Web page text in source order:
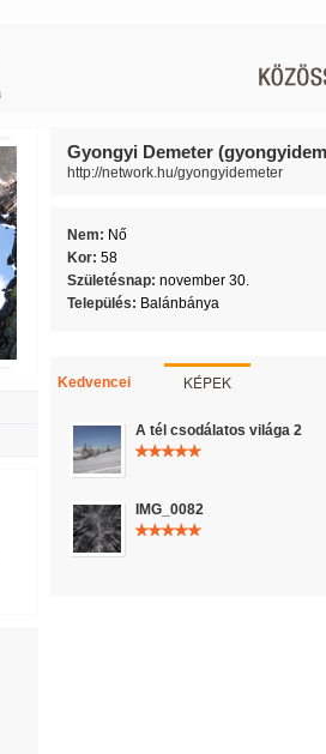
Gyongyi Demeter
http://network.hu/gyongyidemeter
Nem: Nő
Kor: 58
Születésnap: november 30.
Település: Balánbánya
Kedvencei KÉPEK
A tél csodálatos világa 2
IMG_0082